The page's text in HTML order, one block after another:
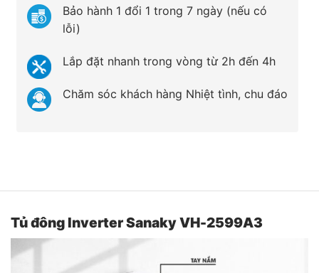
Bảo hành 1 đổi 1 trong 7 ngày (nếu có
lỗi)
Lắp đặt nhanh trong vòng từ 2h đến 4h
Chăm sóc khách hàng Nhiệt tình, chu đáo
Tủ đông Inverter Sanaky VH-2599A3